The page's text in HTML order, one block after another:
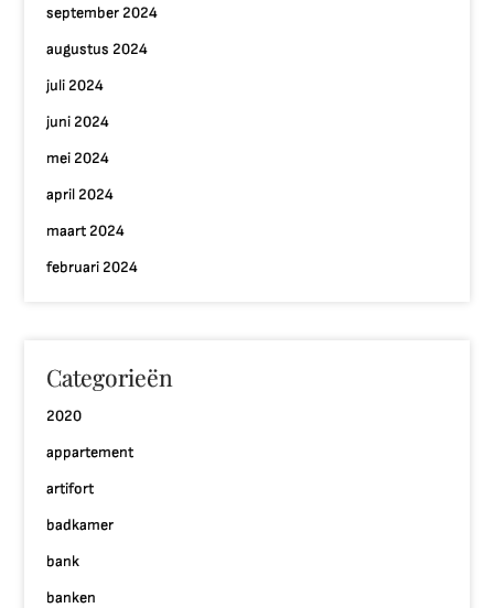
september 2024
augustus 2024
juli 2024
juni 2024
mei 2024
april 2024
maart 2024
februari 2024
Categorieën
2020
appartement
artifort
badkamer
bank
banken